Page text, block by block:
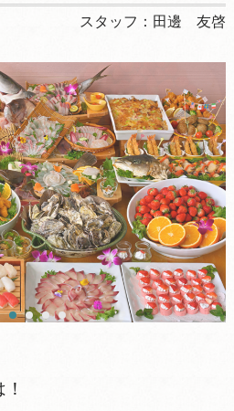
スタッフ： 田邊 友啓